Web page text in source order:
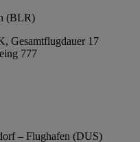
(BLR)
Gesamtflugdauer 17
777
– Flughafen (DUS)